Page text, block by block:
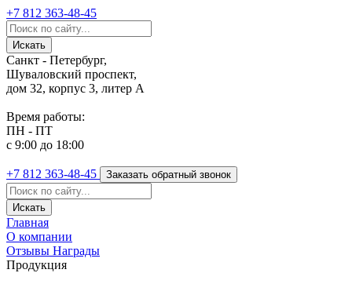
+7 812 363-48-45
Санкт - Петербург,
Шуваловский проспект,
дом 32, корпус 3, литер А
Время работы:
ПН - ПТ
с 9:00 до 18:00
+7 812 363-48-45 Заказать обратный звонок
Главная
О компании
Отзывы Награды
Продукция